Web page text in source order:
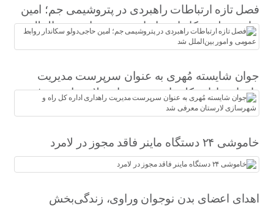
فصل تازه ارتباطات راهبردی در پتروشیمی جم؛ امین
حاجی‌دولو سکاندار روابط عمومی و امور بین‌الملل
شد
جوان شایسته مُهری به عنوان سرپرست مدیریت
راهداری اداره کل راه و شهرسازی لارستان معرفی
شد
خاموشی ۲۴ دستگاه ماینر فاقد مجوز در لامرد
اهدای اعضای بدن نوجوان وراوی، زندگی‌بخش